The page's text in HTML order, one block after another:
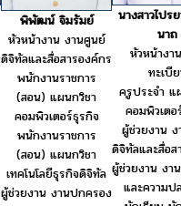
พิพัฒน์ จิมรัมย์
หัวหน้างาน งานศูนย์
ดิจิทัลและสื่อสารองค์กร
พนักงานราชการ
(สอน) แผนกวิชา
คอมพิวเตอร์ธุรกิจ
พนักงานราชการ
(สอน) แผนกวิชา
เทคโนโลยีธุรกิจดิจิทัล
ผู้ช่วยงาน งานปกครอง
นางสาวไปร
นาถ
หัวหน้างา
ทะเบี
ครูประจำ แ
คอมพิวเต
ผู้ช่วยงาน
ดิจิทัลและสื่อ
ผู้ช่วยงาน งา
และความ